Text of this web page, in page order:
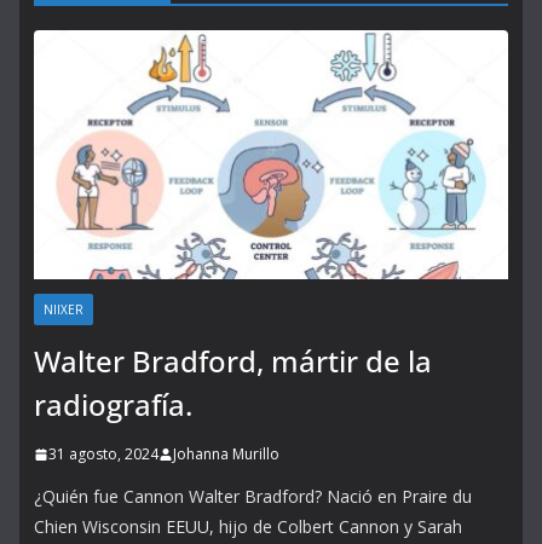
NIIXER
Walter Bradford, mártir de la
radiografía.
31 agosto, 2024 Johanna Murillo
¿Quién fue Cannon Walter Bradford? Nació en Praire du
Chien Wisconsin EEUU, hijo de Colbert Cannon y Sarah